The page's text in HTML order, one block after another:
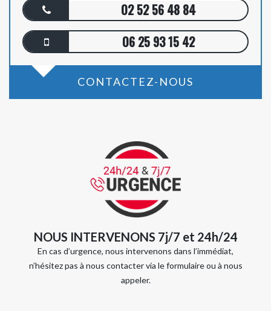
02 52 56 48 84
06 25 93 15 42
CONTACTEZ-NOUS
NOUS INTERVENONS 7j/7 et 24h/24
En cas d’urgence, nous intervenons dans l’immédiat,
n’hésitez pas à nous contacter via le formulaire ou à nous
appeler.